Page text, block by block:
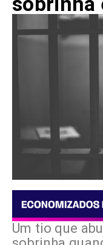
Um tio que